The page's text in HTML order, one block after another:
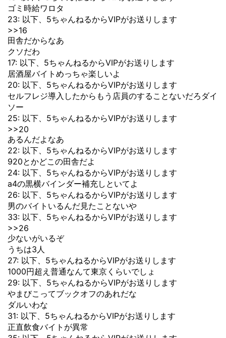
ゴミ時給ワロタ
23: 以下、5ちゃんねるからVIPがお送りします
>>16
田舎だからなあ
クソだわ
17: 以下、5ちゃんねるからVIPがお送りします
居酒屋バイトめっちゃ楽しいよ
20: 以下、5ちゃんねるからVIPがお送りします
セルフレジ導入したからもう店員のすることないだろダイ
ソー
25: 以下、5ちゃんねるからVIPがお送りします
>>20
あるんだよなあ
22: 以下、5ちゃんねるからVIPがお送りします
920とかどこの田舎だよ
24: 以下、5ちゃんねるからVIPがお送りします
a4の黒横バインダー補充しといてよ
26: 以下、5ちゃんねるからVIPがお送りします
男のバイトいるんだ見たことないや
33: 以下、5ちゃんねるからVIPがお送りします
>>26
少ないがいるぞ
うちは3人
27: 以下、5ちゃんねるからVIPがお送りします
1000円超え普通なんて東京くらいでしょ
29: 以下、5ちゃんねるからVIPがお送りします
やまびこってブックオフのあれだな
ダルいわな
31: 以下、5ちゃんねるからVIPがお送りします
正直飲食バイトが異常